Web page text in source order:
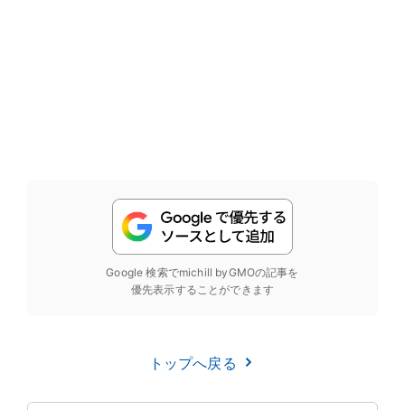
Google 検索でmichill byGMOの記事を
優先表示することができます
トップへ戻る